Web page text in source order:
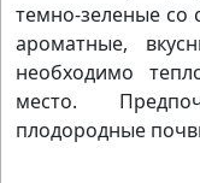
темно-зеленые со
ароматные,
необходимо
место.
плодородные